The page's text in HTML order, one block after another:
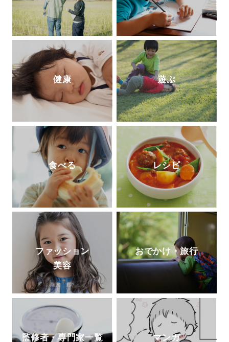
健康 遊ぶ
食べる レシピ
ファッション
美容
おでかけ・旅行
監修者・専門家一覧 マンガ